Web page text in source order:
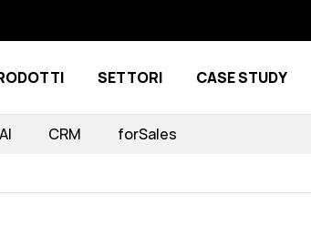
Show submenu for Prodotti
SETTORI CASE STUDY
CRM forSales